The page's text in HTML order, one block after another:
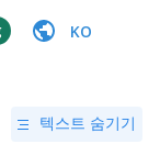
KO
텍스트 숨기기